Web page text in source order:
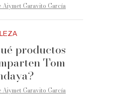
Aiymet Garavito García
productos
Tom
Aiymet Garavito García